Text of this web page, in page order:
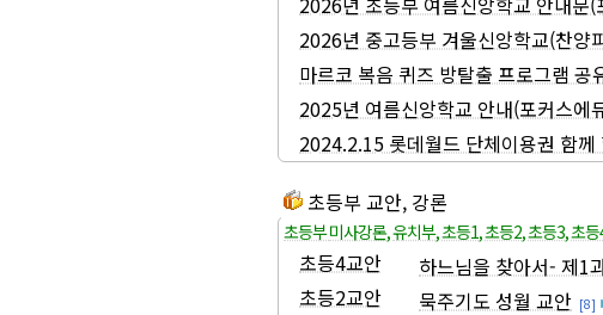
2026년 중고등부 겨울신앙학교(찬양
마르코 복음 퀴즈 방탈출 프로그램 공
2025년 여름신앙학교 안내(포커스에
2024.2.15 롯데월드 단체이용권 함께
초등부 교안, 강론
초등부 미사강론,유치부,초등1,초등2,초등3,초
초등4교안
하느님을 찾아서- 제1
초등2교안
묵주기도 성월 교안 [8]